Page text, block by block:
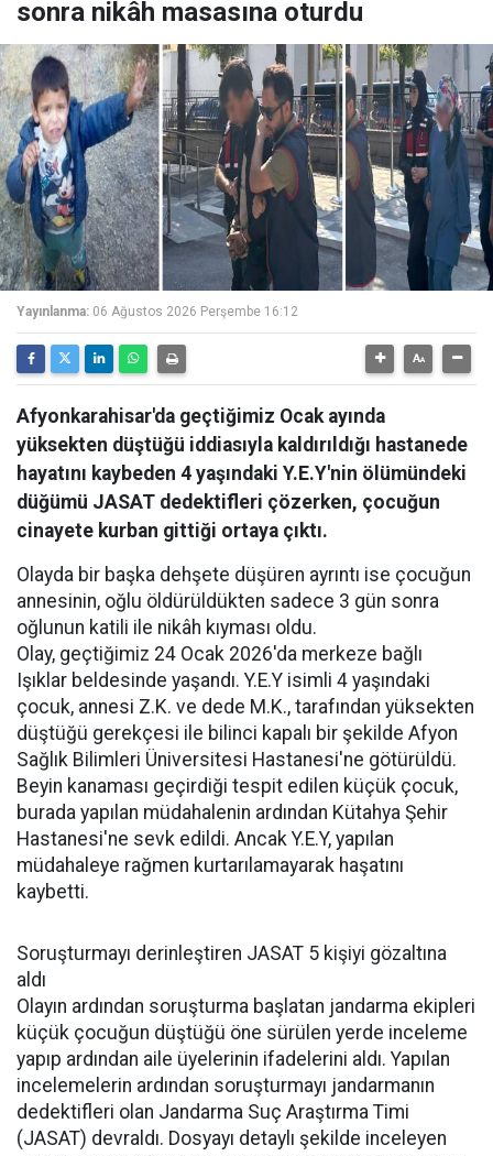
sonra nikâh masasına oturdu
Yayınlanma: 06 Ağustos 2026 Perşembe 16:12
Afyonkarahisar'da geçtiğimiz Ocak ayında
yüksekten düştüğü iddiasıyla kaldırıldığı hastanede
hayatını kaybeden 4 yaşındaki Y.E.Y'nin ölümündeki
düğümü JASAT dedektifleri çözerken, çocuğun
cinayete kurban gittiği ortaya çıktı.
Olayda bir başka dehşete düşüren ayrıntı ise çocuğun
annesinin, oğlu öldürüldükten sadece 3 gün sonra
oğlunun katili ile nikâh kıyması oldu.
Olay, geçtiğimiz 24 Ocak 2026'da merkeze bağlı
Işıklar beldesinde yaşandı. Y.E.Y isimli 4 yaşındaki
çocuk, annesi Z.K. ve dede M.K., tarafından yüksekten
düştüğü gerekçesi ile bilinci kapalı bir şekilde Afyon
Sağlık Bilimleri Üniversitesi Hastanesi'ne götürüldü.
Beyin kanaması geçirdiği tespit edilen küçük çocuk,
burada yapılan müdahalenin ardından Kütahya Şehir
Hastanesi'ne sevk edildi. Ancak Y.E.Y, yapılan
müdahaleye rağmen kurtarılamayarak haşatını
kaybetti.
Soruşturmayı derinleştiren JASAT 5 kişiyi gözaltına
aldı
Olayın ardından soruşturma başlatan jandarma ekipleri
küçük çocuğun düştüğü öne sürülen yerde inceleme
yapıp ardından aile üyelerinin ifadelerini aldı. Yapılan
incelemelerin ardından soruşturmayı jandarmanın
dedektifleri olan Jandarma Suç Araştırma Timi
(JASAT) devraldı. Dosyayı detaylı şekilde inceleyen